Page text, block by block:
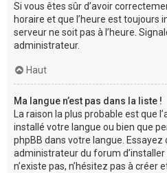
Si vous êtes sûr d’avoir
horaire et que l’heure est toujours
serveur ne soit pas à l’heure.
administrateur.
Haut
Ma langue n’est pas dans la liste !
La raison la plus probable est que
installé votre langue ou bien que
phpBB dans votre langue. Essayez
administrateur du forum d’installer
n’existe pas, n’hésitez pas à créer